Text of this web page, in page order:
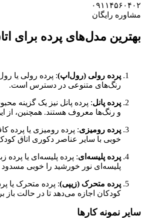
۰۹۱۱۴۵۶۰۴۰۲
مشاوره رایگان
بهترین مدل‌های پرده برای
پرده رولی (رول‌اپ): پرده رولی یا
رنگ‌های متنوعی در دسترس است.
پرده پانل: پرده پانل نیز یک گزینه
و رنگ‌ها معروف هستند. همچنین، از
پرده رومیزی: پرده رومیزی یا پرده
خوبی با سایر عناصر دکوری اتاق
پرده پلیسه‌ای: پرده پلیسه‌ای یا
پلیسه‌ای نور خورشید را خوبی
پرده متحرک (زیپی): پرده متحرک یا
کودکان اجازه می‌دهد تا در حالت
سایر نمونه کارها